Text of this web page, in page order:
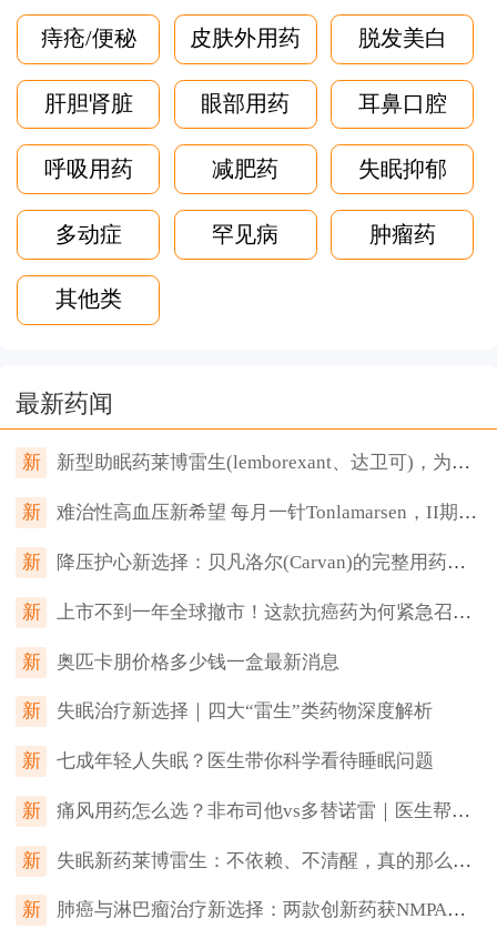
痔疮/便秘 皮肤外用药 脱发美白
肝胆肾脏 眼部用药 耳鼻口腔
呼吸用药 减肥药 失眠抑郁
多动症 罕见病 肿瘤药
其他类
最新药闻
新 新型助眠药莱博雷生(lemborexant、达卫可)，为何让传统安眠药“失宠”？
新 难治性高血压新希望 每月一针Tonlamarsen，II期临床血压降幅达8.9mmHg
新 降压护心新选择：贝凡洛尔(Carvan)的完整用药指南（不良反应、禁忌与联合用药）
新 上市不到一年全球撤市！这款抗癌药为何紧急召回？
新 奥匹卡朋价格多少钱一盒最新消息
新 失眠治疗新选择｜四大“雷生”类药物深度解析
新 七成年轻人失眠？医生带你科学看待睡眠问题
新 痛风用药怎么选？非布司他vs多替诺雷｜医生帮你一次看懂
新 失眠新药莱博雷生：不依赖、不清醒，真的那么神？
新 肺癌与淋巴瘤治疗新选择：两款创新药获NMPA批准上市